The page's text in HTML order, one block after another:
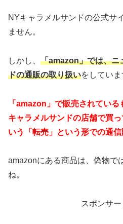
NYキャラメルサンドの公式サ
ません。
しかし、 「amazon」では、ニ
ドの通販の取り扱いをしていま
「amazon」で販売されてい
キャラメルサンドの店舗で買
いう「転売」という形での通
amazonにある商品は、偽物で
ね。
スポンサー